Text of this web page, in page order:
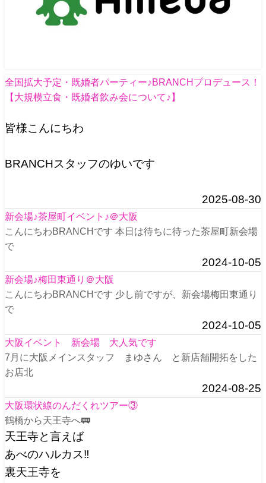
全国拡大予定・既婚者パーティー♪BRANCHプロデュース！
【大規模立食・既婚者飲み会について♪】
皆様こんにちわ
BRANCHスタッフのゆいです
2025-08-30
新会場♪茶屋町イベント♪＠大阪
こんにちわBRANCHです 本日は待ちに待った茶屋町新会場
で
2024-10-05
新会場♪梅田東通り＠大阪
こんにちわBRANCHです 少し前ですが、新会場梅田東通り
で
2024-10-05
大阪イベント 新会場 大人気です
7月に大阪メインスタッフ まゆさん と新店舗開拓をした
お店北
2024-08-25
大阪環状線のんだくれツアー③
鶴橋から天王寺へ🚃
天王寺と言えば
あべのハルカス‼️
裏天王寺を